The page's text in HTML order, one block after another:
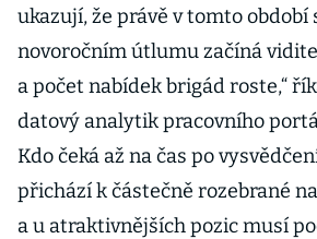
ukazují, že právě v tomto období
novoročním útlumu začíná
a počet nabídek brigád roste,“
datový analytik pracovního
Kdo čeká až na čas po
přichází k částečně rozebrané
a u atraktivnějších pozic musí